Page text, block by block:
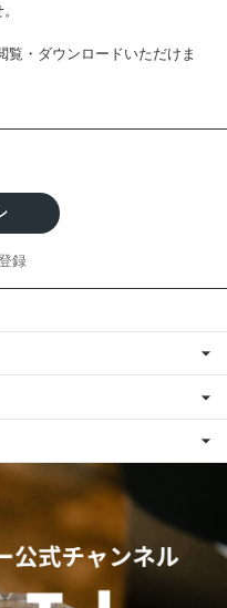
覧・ダウンロードいただけま
録